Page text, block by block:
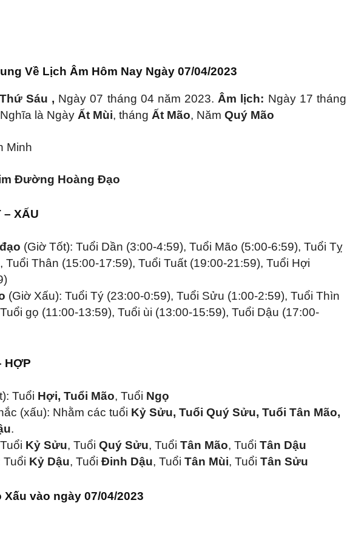
Về Lịch Âm Hôm Nay Ngày 07/04/2023
Sáu , Ngày 07 tháng 04 năm 2023. Âm lịch: Ngày 17 tháng
là Ngày Ất Mùi, tháng Ất Mão, Năm Quý Mão
Minh
Đường Hoàng Đạo
– XẤU
(Giờ Tốt): Tuổi Dần (3:00-4:59), Tuổi Mão (5:00-6:59), Tuổi Tỵ
Tuổi Thân (15:00-17:59), Tuổi Tuất (19:00-21:59), Tuổi Hợi
(Giờ Xấu): Tuổi Tý (23:00-0:59), Tuổi Sửu (1:00-2:59), Tuổi Thìn
gọ (11:00-13:59), Tuổi ùi (13:00-15:59), Tuổi Dậu (17:00-
HỢP
Tuổi Hợi, Tuổi Mão, Tuổi Ngọ
(xấu): Nhằm các tuổi Kỷ Sửu, Tuổi Quý Sửu, Tuổi Tân Mão,
.
Kỷ Sửu, Tuổi Quý Sửu, Tuổi Tân Mão, Tuổi Tân Dậu
Tuổi Kỷ Dậu, Tuổi Đinh Dậu, Tuổi Tân Mùi, Tuổi Tân Sửu
Xấu vào ngày 07/04/2023